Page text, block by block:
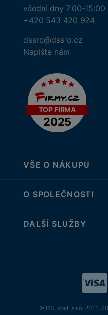
všední dny 7:00-15:00
+420 543 420 924
dssro@dssro.cz
Napište nám
VŠE O NÁKUPU
O SPOLEČNOSTI
DALŠÍ SLUŽBY
© DS, spol. s r.o. 2011-